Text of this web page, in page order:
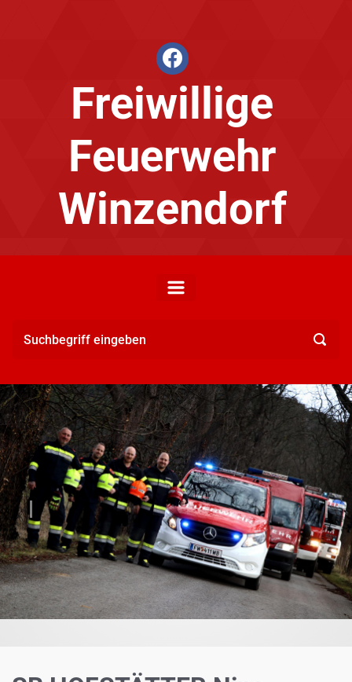
facebook
Freiwillige
Feuerwehr
Winzendorf
Vorheriger